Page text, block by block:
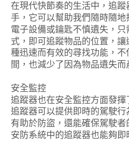
在現代快節奏的生活中，追
手，它可以幫助我們隨時隨
電子設備或鑰匙不慎遺失，
式，即可追蹤物品的位置，
種迅速而有效的尋找功能，
間，也減少了因為物品遺失而
安全監控
追蹤器也在安全監控方面發
追蹤器可以提供即時的駕駛
有助於防盜，還能確保駕駛
安防系統中的追蹤器也能夠即